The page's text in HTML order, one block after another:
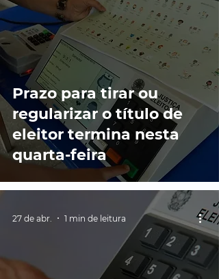
Prazo para tirar ou
regularizar o título de
eleitor termina nesta
quarta-feira
27 de abr. 1 min de leitura